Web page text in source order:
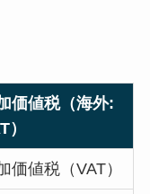
価値税（海外:
）
価値税（VAT）